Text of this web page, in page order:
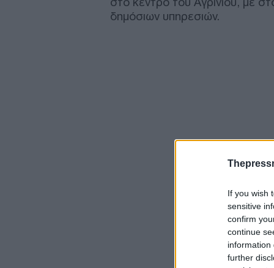
If you wish
sensitive
confirm
continue
information
further
δημόσιων υπηρεσιών.